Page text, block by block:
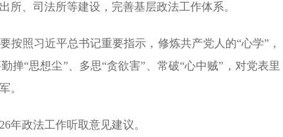
所、司法所等建设，完善基层政法工作体系。
照习近平总书记重要指示，修炼共产党人的“心学”，
“思想尘”、多思“贪欲害”、常破“心中贼”，对党表里
。
年政法工作听取意见建议。